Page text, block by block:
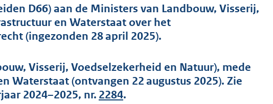
t
a
n
r
D66) aan de Ministers van Landbouw, Visserij,
en Waterstaat over het
(ingezonden 28 april 2025).
Visserij, Voedselzekerheid en Natuur), mede
Waterstaat (ontvangen 22 augustus 2025). Zie
2024–2025, nr. 2284.